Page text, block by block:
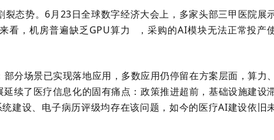
裂态势。6月23日全球数字经济大会上，多家头部三甲医院展
看，机房普遍缺乏GPU算力
，采购的AI模块无法正常投产
分场景已实现落地应用，多数应用仍停留在方案层面，算力、
续了医疗信息化的固有痛点：政策推进超前，基础设施建设
建设、电子病历评级均存在该问题，如今的医疗AI建设依旧